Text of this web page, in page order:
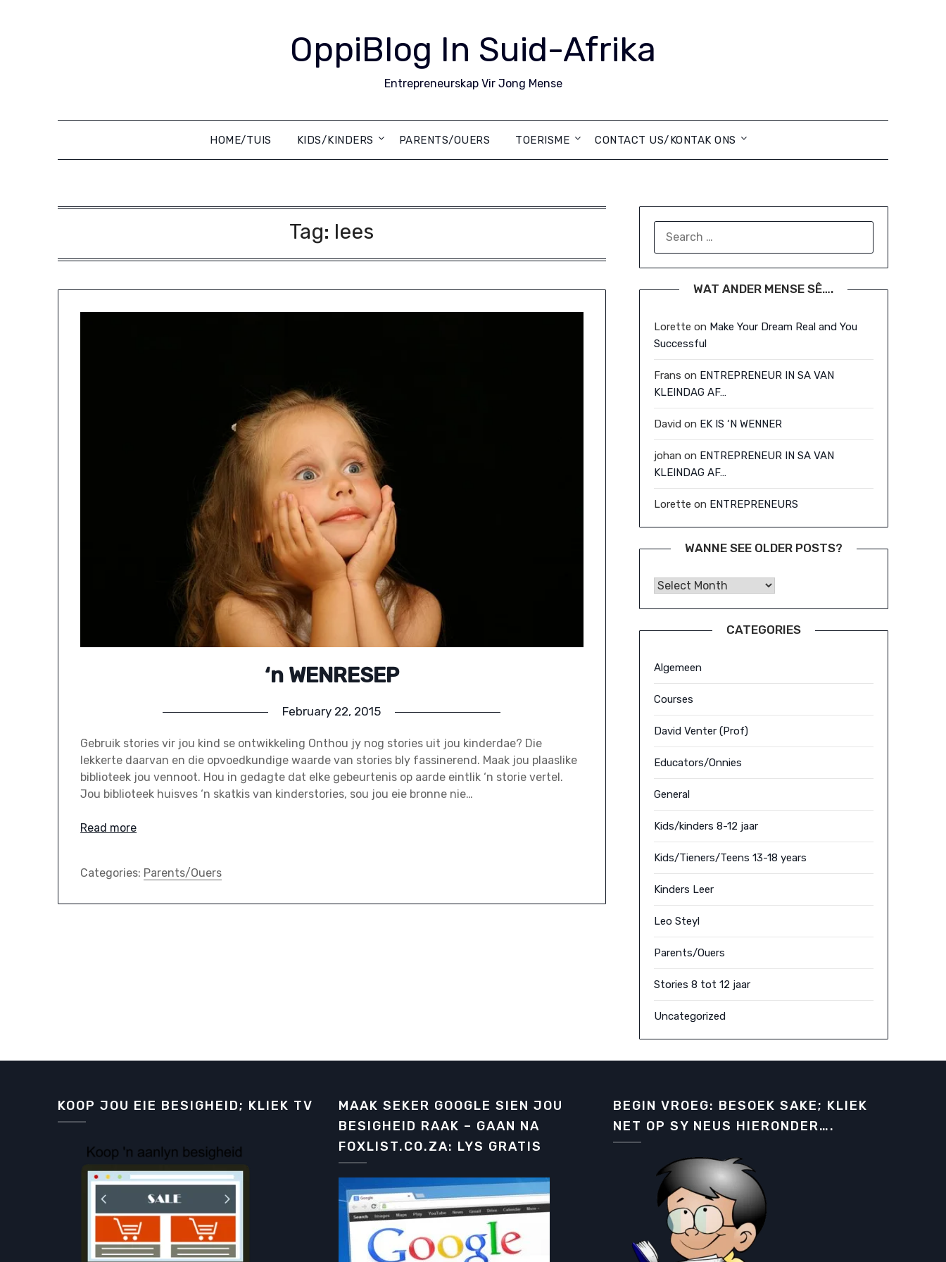
OppiBlog In Suid-Afrika
Entrepreneurskap Vir Jong Mense
HOME/TUIS KIDS/KINDERS PARENTS/OUERS TOERISME CONTACT US/KONTAK ONS
Tag: lees
‘n WENRESEP
February 22, 2015
Gebruik stories vir jou kind se ontwikkeling Onthou jy nog stories uit jou kinderdae? Die
lekkerte daarvan en die opvoedkundige waarde van stories bly fassinerend. Maak jou plaaslike
biblioteek jou vennoot. Hou in gedagte dat elke gebeurtenis op aarde eintlik ‘n storie vertel.
Jou biblioteek huisves ‘n skatkis van kinderstories, sou jou eie bronne nie…
Read more
Categories: Parents/Ouers
WAT ANDER MENSE SÊ….
Lorette on Make Your Dream Real and You
Successful
Frans on ENTREPRENEUR IN SA VAN
KLEINDAG AF…
David on EK IS ‘N WENNER
johan on ENTREPRENEUR IN SA VAN
KLEINDAG AF…
Lorette on ENTREPRENEURS
WANNE SEE OLDER POSTS?
Wanne See Older Posts?
CATEGORIES
Algemeen
Courses
David Venter (Prof)
Educators/Onnies
General
Kids/kinders 8-12 jaar
Kids/Tieners/Teens 13-18 years
Kinders Leer
Leo Steyl
Parents/Ouers
Stories 8 tot 12 jaar
Uncategorized
KOOP JOU EIE BESIGHEID; KLIEK TV
MAAK SEKER GOOGLE SIEN JOU
BESIGHEID RAAK – GAAN NA
FOXLIST.CO.ZA: LYS GRATIS
BEGIN VROEG: BESOEK SAKE; KLIEK
NET OP SY NEUS HIERONDER….